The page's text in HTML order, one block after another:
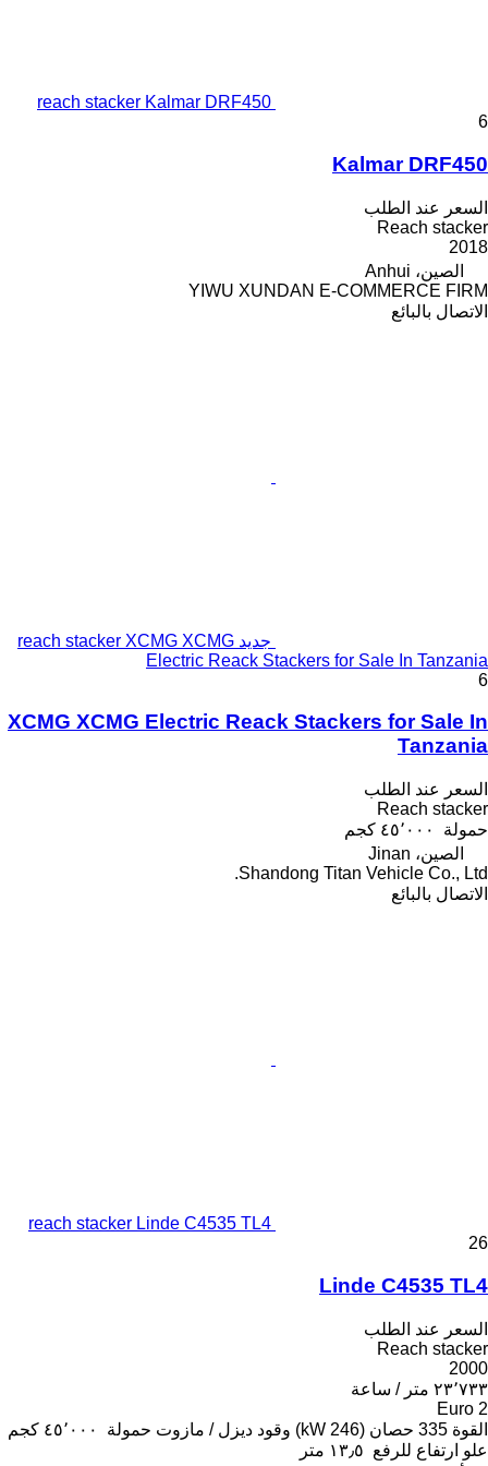
reach stacker Kalmar DRF450
6
Kalmar DRF450
السعر عند الطلب
Reach stacker
2018
الصين، Anhui
YIWU XUNDAN E-COMMERCE FIRM
الاتصال بالبائع
جديد reach stacker XCMG XCMG
Electric Reack Stackers for Sale In Tanzania
6
XCMG XCMG Electric Reack Stackers for Sale In
Tanzania
السعر عند الطلب
Reach stacker
حمولة
٤٥٬٠٠٠ كجم
الصين، Jinan
Shandong Titan Vehicle Co., Ltd.
الاتصال بالبائع
reach stacker Linde C4535 TL4
26
Linde C4535 TL4
السعر عند الطلب
Reach stacker
2000
٢٣٬٧٣٣ متر / ساعة
Euro 2
القوة 335 حصان (246 kW) وقود ديزل / مازوت حمولة
٤٥٬٠٠٠ كجم
علو ارتفاع للرفع ١٣٫٥ متر